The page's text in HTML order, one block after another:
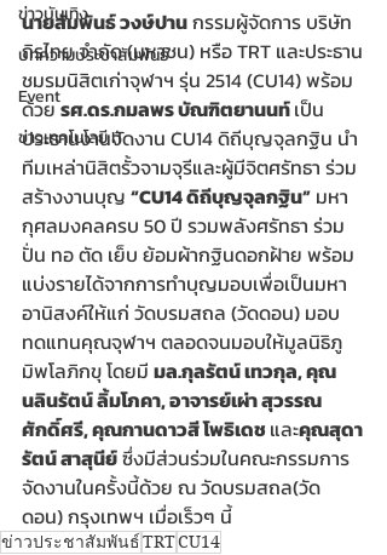
ข่าวบันเทิง
บทความประชาสัมพันธ์
Event
ข่าวเทคโนโลยี IT
นายสัมพันธ์ วงษ์ปาน กรรมผู้จัดการ บริษัท
ถิรไทย จำกัด (มหาชน) หรือ TRT และประธาน
ชมรมนิสิตเก่าจุฬาฯ รุ่น 2514 (CU14) พร้อม
ด้วย รศ.ดร.กมลพร บัณฑิตยานนท์ เป็น
ประธานงานจัดงาน CU14 ดิถีบุญจุลกฐิน นำ
ทีมเหล่านิสิตรั้วจามจุรีและผู้มีจิตศรัทธา ร่วม
สร้างงานบุญ “CU14 ดิถีบุญจุลกฐิน” มหา
กุศลมงคลครบ 50 ปี รวมพลังศรัทธา ร่วม
ปั่น ทอ ตัด เย็บ ย้อมผ้ากฐินดอกฝ้าย พร้อม
แบ่งรายได้จากการทำบุญมอบเพื่อเป็นมหา
อานิสงค์ให้แก่ วัดบรมสถล (วัดดอน) มอบ
ทดแทนคุณจุฬาฯ ตลอดจนมอบให้มูลนิธิภู
มิพโลภิกขุ โดยมี มล.กุลรัตน์ เทวกุล, คุณ
นลินรัตน์ ลิ้มโภคา, อาจารย์เผ่า สุวรรณ
ศักดิ์ศรี, คุณกานดาวสี โพธิเดช และคุณสุดา
รัตน์ สาสุนีย์ ซึ่งมีส่วนร่วมในคณะกรรมการ
จัดงานในครั้งนี้ด้วย ณ วัดบรมสถล(วัด
ดอน) กรุงเทพฯ เมื่อเร็วๆ นี้
ข่าวประชาสัมพันธ์TRTCU14